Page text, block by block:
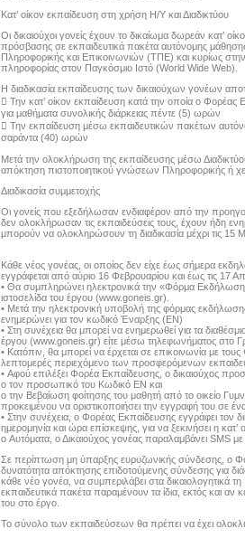
Κατ’ οίκον εκπαίδευση στη χρήση Η/Υ και Διαδικτύου
Οι δικαιούχοι γονείς έχουν το δικαίωμα δωρεάν κατ’
πρόσβασης σε εκπαιδευτικά πακέτα αυτόνομης
Πληροφορικής και Επικοινωνιών (ΤΠΕ) και κυρίως στην
πληροφορίας στον Παγκόσμιο Ιστό (World Wide Web).
Η διαδικασία εκπαίδευσης των δικαιούχων γονέων
 Την κατ’ οίκον εκπαίδευση κατά την οποία ο Φορέας
για μαθήματα συνολικής διάρκειας πέντε (5) ωρών
 Την εκπαίδευση μέσω εκπαιδευτικών πακέτων
σαράντα (40) ωρών
Μετά την ολοκλήρωση της εκπαίδευσης μέσω
απόκτηση πιστοποιητικού γνώσεων Πληροφορικής ή
Διαδικασία συμμετοχής
Οι γονείς που εξεδήλωσαν ενδιαφέρον από την
δεν ολοκλήρωσαν τις εκπαιδεύσεις τους, έχουν ήδη
μπορούν να ολοκληρώσουν τη διαδικασία μέχρι τις 15
Κάθε νέος γονέας, οι οποίος δεν είχε έως σήμερα
εγγράφεται από αύριο 16 Φεβρουαρίου και έως τις 17
• Θα συμπληρώνει ηλεκτρονικά την «Φόρμα Εκδήλωσης
ιστοσελίδα του έργου (www.goneis.gr).
• Μετά την ηλεκτρονική υποβολή της φόρμας
ενημερώνει για τον κωδικό Έναρξης (ΕΝ)
• Στη συνέχεια θα μπορεί να ενημερωθεί για τα
έργου (www.goneis.gr) είτε μέσω τηλεφωνήματος στο
• Κατόπιν, θα μπορεί να έρχεται σε επικοινωνία με
λεπτομερές περιεχόμενο των προσφερόμενων
• Αφού επιλέξει Φορέα Εκπαίδευσης, ο δικαιούχος
o τον προσωπικό του Κωδικό ΕΝ και
o την Βεβαίωση φοίτησης του μαθητή από το οικείο
προκειμένου να οριστικοποιήσει την εγγραφή του σε
• Στην συνέχεια, ο Φορέας Εκπαίδευσης εγγράφει τον
ημερομηνία και ώρα επίσκεψης, για να ξεκινήσει η κατ’
o Αυτόματα, ο Δικαιούχος γονέας παραλαμβάνει
Σε περίπτωση μη ύπαρξης ευρυζωνικής σύνδεσης, ο
δυνατότητα απόκτησης επιδοτούμενης σύνδεσης για
κάθε νέο γονέα, να συμπεριλάβει στα δικαιολογητικά
εκπαιδευτικά πακέτα παραμένουν τα ίδια, εκτός και
του στο έργο.
Το σύνολο των εκπαιδεύσεων θα πρέπει να έχει